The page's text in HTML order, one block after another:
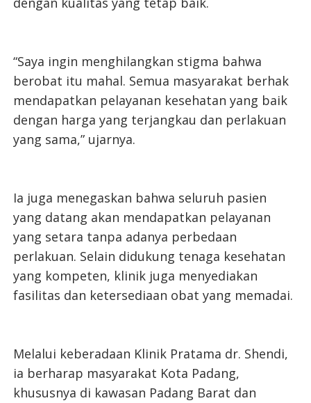
“Saya ingin menghilangkan stigma bahwa
berobat itu mahal. Semua masyarakat berhak
mendapatkan pelayanan kesehatan yang baik
dengan harga yang terjangkau dan perlakuan
yang sama,” ujarnya.
Ia juga menegaskan bahwa seluruh pasien
yang datang akan mendapatkan pelayanan
yang setara tanpa adanya perbedaan
perlakuan. Selain didukung tenaga kesehatan
yang kompeten, klinik juga menyediakan
fasilitas dan ketersediaan obat yang memadai.
Melalui keberadaan Klinik Pratama dr. Shendi,
ia berharap masyarakat Kota Padang,
khususnya di kawasan Padang Barat dan